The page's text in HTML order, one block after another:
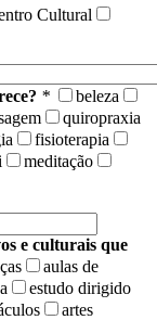
Cultural
*
beleza
quiropraxia
fisioterapia
meditação
e culturais que
aulas de
estudo dirigido
artes